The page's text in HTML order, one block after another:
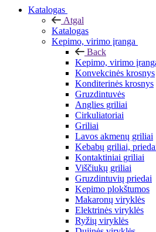
Katalogas
Atgal
Katalogas
Kepimo, virimo įranga
Back
Kepimo, virimo
Konvekcinės krosnys
Konditerinės krosnys
Gruzdintuvės
Anglies griliai
Cirkuliatoriai
Griliai
Lavos akmenų griliai
Kebabų griliai,
Kontaktiniai griliai
Viščiukų griliai
Gruzdintuvių priedai
Kepimo plokštumos
Makaronų viryklės
Elektrinės viryklės
Ryžių viryklės